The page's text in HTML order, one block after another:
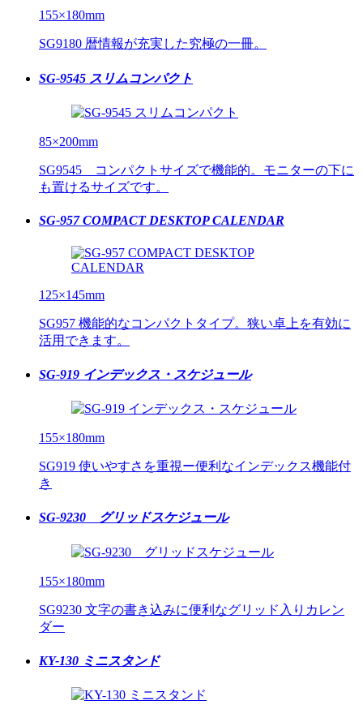
155×180mm
SG9180 暦情報が充実した究極の一冊。
SG-9545 スリムコンパクト
85×200mm
SG9545 コンパクトサイズで機能的。モニターの下に
も置けるサイズです。
SG-957 COMPACT DESKTOP CALENDAR
125×145mm
SG957 機能的なコンパクトタイプ。狭い卓上を有効に
活用できます。
SG-919 インデックス・スケジュール
155×180mm
SG919 使いやすさを重視ー便利なインデックス機能付
き
SG-9230 グリッドスケジュール
155×180mm
SG9230 文字の書き込みに便利なグリッド入りカレン
ダー
KY-130 ミニスタンド